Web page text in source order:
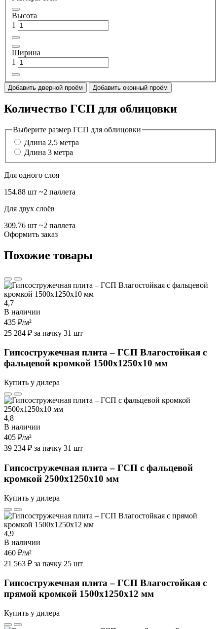
Высота
1
Ширина
1
Добавить дверной проём Добавить оконный проём
Количество ГСП для облицовки
Выберите размер ГСП для облицовки
Длина 2,5 метра
Длина 3 метра
Для одного слоя
154.88 шт ~2 паллета
Для двух слоёв
309.76 шт ~2 паллета
Оформить заказ
Похожие товары
4,7
В наличии
435 ₽/м²
25 284 ₽ за пачку 31 шт
Гипсостружечная плита – ГСП Влагостойкая с
фальцевой кромкой 1500х1250х10 мм
Купить у дилера
4,8
В наличии
405 ₽/м²
39 234 ₽ за пачку 31 шт
Гипсостружечная плита – ГСП с фальцевой
кромкой 2500х1250х10 мм
Купить у дилера
4,9
В наличии
460 ₽/м²
21 563 ₽ за пачку 25 шт
Гипсостружечная плита – ГСП Влагостойкая с
прямой кромкой 1500х1250х12 мм
Купить у дилера